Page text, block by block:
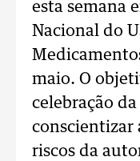
esta semana
Nacional do
maio. O
celebração
conscientizar
riscos da